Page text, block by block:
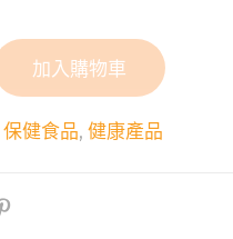
加入購物車
保健食品, 健康產品